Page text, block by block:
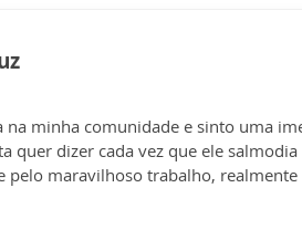
na minha comunidade e sinto uma
quer dizer cada vez que ele
pelo maravilhoso trabalho, realmente